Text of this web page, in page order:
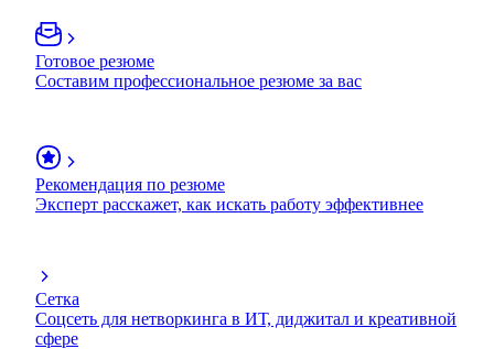
Готовое резюме
Составим профессиональное резюме за вас
Рекомендация по резюме
Эксперт расскажет, как искать работу эффективнее
Сетка
Соцсеть для нетворкинга в ИТ, диджитал и креативной
сфере